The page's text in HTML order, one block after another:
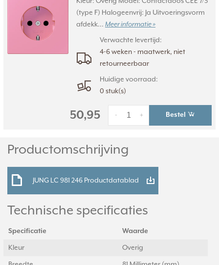
(type F) Halogeenvrij: Ja Uitvoeringsvorm
afdekk... Meer informatie »
Verwachte levertijd:
4-6 weken - maatwerk, niet
retourneerbaar
Huidige voorraad:
0 stuk(s)
50,95 +
- Bestel
Productomschrijving
JUNG LC 981 246 Productdatablad
Technische specificaties
Specificatie Waarde
Kleur Overig